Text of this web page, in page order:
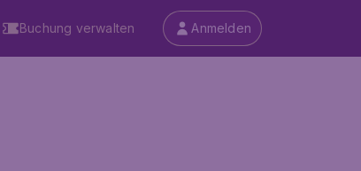
Buchung verwalten Anmelden